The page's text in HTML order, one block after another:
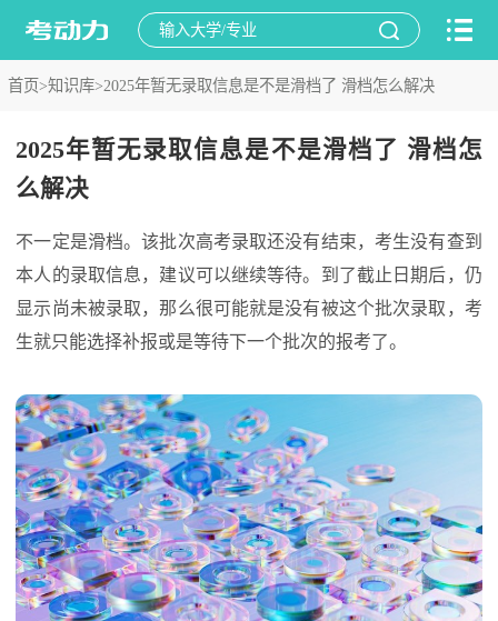
首页>知识库>2025年暂无录取信息是不是滑档了 滑档怎么解决
2025年暂无录取信息是不是滑档了 滑档怎
么解决
不一定是滑档。该批次高考录取还没有结束，考生没有查到
本人的录取信息，建议可以继续等待。到了截止日期后，仍
显示尚未被录取，那么很可能就是没有被这个批次录取，考
生就只能选择补报或是等待下一个批次的报考了。